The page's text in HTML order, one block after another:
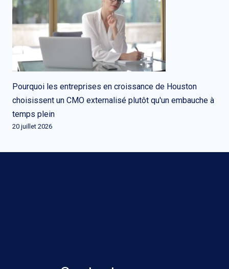
Pourquoi les entreprises en croissance de Houston
choisissent un CMO externalisé plutôt qu'un embauche à
temps plein
20 juillet 2026